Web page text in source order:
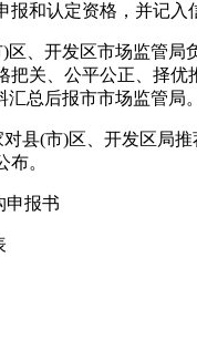
报和认定资格，并记入
、开发区市场监管局
把关、公平公正、择优
汇总后报市市场监管局
县(市)区、开发区局
。
申报书